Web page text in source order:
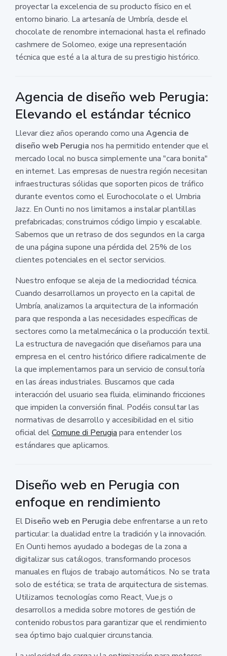
proyectar la excelencia de su producto físico en el
entorno binario. La artesanía de Umbría, desde el
chocolate de renombre internacional hasta el refinado
cashmere de Solomeo, exige una representación
técnica que esté a la altura de su prestigio histórico.
Agencia de diseño web Perugia:
Elevando el estándar técnico
Llevar diez años operando como una Agencia de
diseño web Perugia nos ha permitido entender que el
mercado local no busca simplemente una "cara bonita"
en internet. Las empresas de nuestra región necesitan
infraestructuras sólidas que soporten picos de tráfico
durante eventos como el Eurochocolate o el Umbria
Jazz. En Ounti no nos limitamos a instalar plantillas
prefabricadas; construimos código limpio y escalable.
Sabemos que un retraso de dos segundos en la carga
de una página supone una pérdida del 25% de los
clientes potenciales en el sector servicios.
Nuestro enfoque se aleja de la mediocridad técnica.
Cuando desarrollamos un proyecto en la capital de
Umbría, analizamos la arquitectura de la información
para que responda a las necesidades específicas de
sectores como la metalmecánica o la producción textil.
La estructura de navegación que diseñamos para una
empresa en el centro histórico difiere radicalmente de
la que implementamos para un servicio de consultoría
en las áreas industriales. Buscamos que cada
interacción del usuario sea fluida, eliminando fricciones
que impiden la conversión final. Podéis consultar las
normativas de desarrollo y accesibilidad en el sitio
oficial delComune di Perugia para entender los
estándares que aplicamos.
Diseño web en Perugia con
enfoque en rendimiento
El Diseño web en Perugia debe enfrentarse a un reto
particular: la dualidad entre la tradición y la innovación.
En Ounti hemos ayudado a bodegas de la zona a
digitalizar sus catálogos, transformando procesos
manuales en flujos de trabajo automáticos. No se trata
solo de estética; se trata de arquitectura de sistemas.
Utilizamos tecnologías como React, Vue.js o
desarrollos a medida sobre motores de gestión de
contenido robustos para garantizar que el rendimiento
sea óptimo bajo cualquier circunstancia.